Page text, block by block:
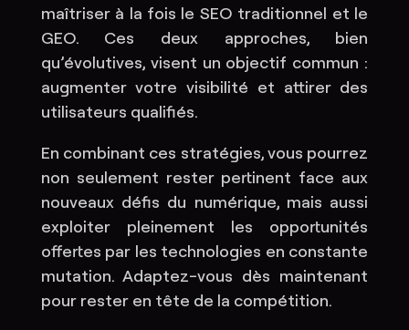
maîtriser à la fois le SEO traditionnel et le
GEO. Ces deux approches, bien
qu’évolutives, visent un objectif commun :
augmenter votre visibilité et attirer des
utilisateurs qualifiés.
En combinant ces stratégies, vous pourrez
non seulement rester pertinent face aux
nouveaux défis du numérique, mais aussi
exploiter pleinement les opportunités
offertes par les technologies en constante
mutation. Adaptez-vous dès maintenant
pour rester en tête de la compétition.